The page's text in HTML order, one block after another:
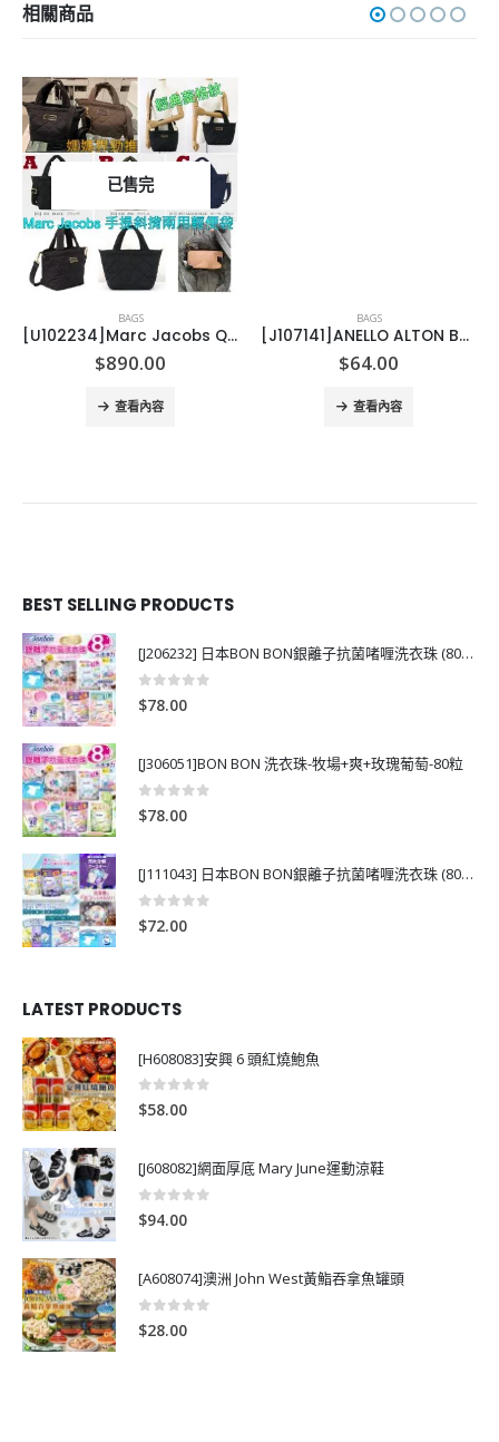
相關商品
已售完
BAGS
[U102234]Marc Jacobs Quilted Nylon Mini Tote 手抽斜揹兩用袋
$890.00
查看內容
BAGS
[J107141]ANELLO ALTON BAGGY BAG
$64.00
查看內容
BEST SELLING PRODUCTS
[J206232] 日本BON BON銀離子抗菌啫喱洗衣珠 (80粒)
0out of 5
$78.00
[J306051]BON BON 洗衣珠-牧場+爽+玫瑰葡萄-80粒
0
$78.00
[J111043] 日本BON BON銀離子抗菌啫喱洗衣珠 (80粒)
0
$72.00
LATEST PRODUCTS
[H608083]安興 6 頭紅燒鮑魚
0out of 5
$58.00
[J608082]網面厚底 Mary June運動涼鞋
0 out of 5
$94.00
[A608074]澳洲 John West黃鮨吞拿魚罐頭
0
$28.00